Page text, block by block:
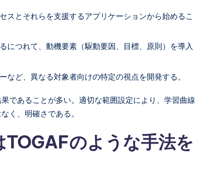
スとそれらを支援するアプリケーションから始めるこ
につれて、動機要素（駆動要因、目標、原則）を導入
など、異なる対象者向けの特定の視点を開発する。
であることが多い。適切な範囲設定により、学習曲線
く、明確さである。
のような手法を